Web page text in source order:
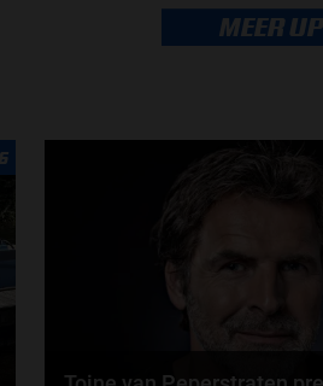
Lewis Hamilton krijgt in 2026 een
engineer. Over de boordradio zal
MEER